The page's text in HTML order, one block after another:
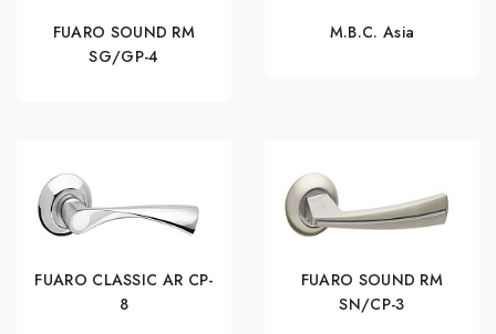
FUARO SOUND RM
SG/GP-4
M.B.C. Asia
FUARO CLASSIC AR CP-
8
FUARO SOUND RM
SN/CP-3